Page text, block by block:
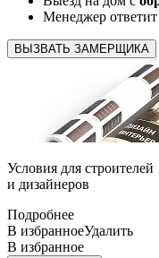
Менеджер
ВЫЗВАТЬ ЗАМЕРЩИКА
Условия для строителей
и дизайнеров
Подробнее
В избранноеУдалить
В избранное